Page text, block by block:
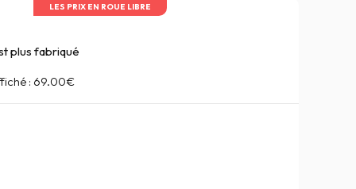
LES PRIX EN ROUE LIBRE
plus fabriqué
: 69.00€